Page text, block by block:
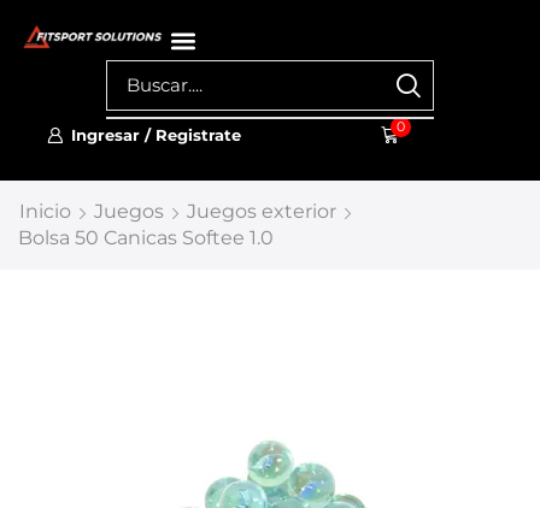
Ingresar / Registrate 0
Inicio Juegos
Juegos exterior
Bolsa 50 Canicas Softee 1.0